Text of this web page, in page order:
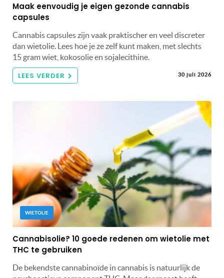
Maak eenvoudig je eigen gezonde cannabis
capsules
Cannabis capsules zijn vaak praktischer en veel discreter
dan wietolie. Lees hoe je ze zelf kunt maken, met slechts
15 gram wiet, kokosolie en sojalecithine.
LEES VERDER 30 juli 2026
WIETOLIE
Cannabisolie? 10 goede redenen om wietolie met
THC te gebruiken
De bekendste cannabinoïde in cannabis is natuurlijk de